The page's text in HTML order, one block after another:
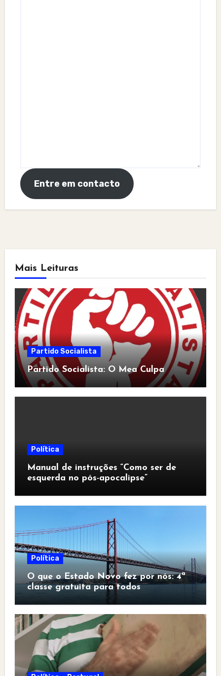
Entre em contacto
Mais Leituras
Partido Socialista
Partido Socialista: O Mea Culpa
Política
Manual de instruções “Como ser de
esquerda no pós-apocalipse”
Política
O que o Estado Novo fez por nós: 4ª
classe gratuita para todos